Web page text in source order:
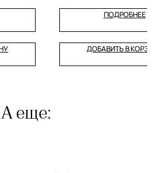
ПОДРОБНЕЕ
ДОБАВИТЬ В
А еще: